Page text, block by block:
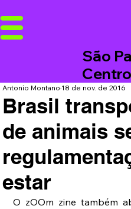
São
Centro
Brasil
de animais
estar
Antonio Montano18 de nov. de 2016
O zOOm zine também